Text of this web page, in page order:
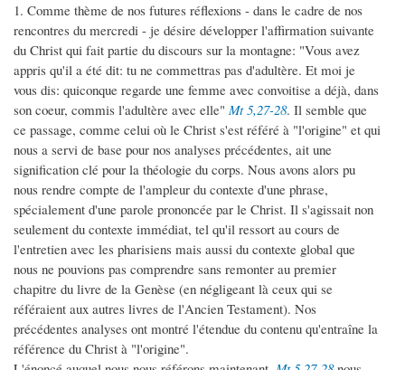
1. Comme thème de nos futures réflexions - dans le cadre de nos
rencontres du mercredi - je désire développer l'affirmation suivante
du Christ qui fait partie du discours sur la montagne: "Vous avez
appris qu'il a été dit: tu ne commettras pas d'adultère. Et moi je
vous dis: quiconque regarde une femme avec convoitise a déjà, dans
son coeur, commis l'adultère avec elle" Mt 5,27-28. Il semble que
ce passage, comme celui où le Christ s'est référé à "l'origine" et qui
nous a servi de base pour nos analyses précédentes, ait une
signification clé pour la théologie du corps. Nous avons alors pu
nous rendre compte de l'ampleur du contexte d'une phrase,
spécialement d'une parole prononcée par le Christ. Il s'agissait non
seulement du contexte immédiat, tel qu'il ressort au cours de
l'entretien avec les pharisiens mais aussi du contexte global que
nous ne pouvions pas comprendre sans remonter au premier
chapitre du livre de la Genèse (en négligeant là ceux qui se
référaient aux autres livres de l'Ancien Testament). Nos
précédentes analyses ont montré l'étendue du contenu qu'entraîne la
référence du Christ à "l'origine".